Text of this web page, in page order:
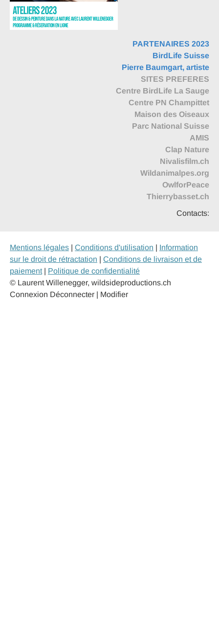
PARTENAIRES 2023
BirdLife Suisse
Pierre Baumgart, artiste
SITES PREFERES
Centre BirdLife La Sauge
Centre PN Champittet
Maison des Oiseaux
Parc National Suisse
AMIS
Clap Nature
Nivalisfilm.ch
Wildanimalpes.org
OwlforPeace
Thierrybasset.ch
Contacts:
Mentions légales | Conditions d'utilisation | Information
sur le droit de rétractation | Conditions de livraison et de
paiement | Politique de confidentialité
© Laurent Willenegger, wildsideproductions.ch
Connexion Déconnecter | Modifier